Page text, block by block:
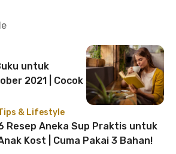
untuk
2021 | Cocok
& Lifestyle
Resep Aneka Sup Praktis untuk
Kost | Cuma Pakai 3 Bahan!